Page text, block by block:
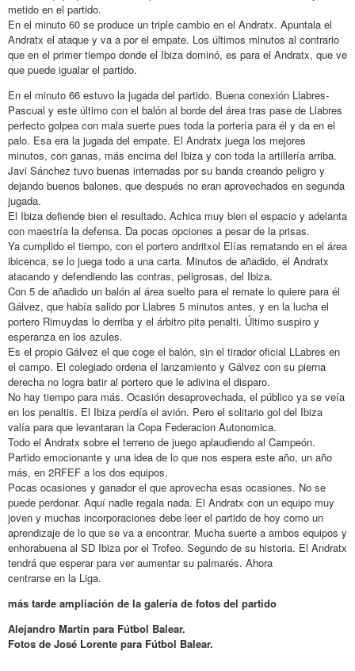
metido en el partido.
En el minuto 60 se produce un triple cambio en el Andratx. Apuntala el
Andratx el ataque y va a por el empate. Los últimos minutos al contrario
que en el primer tiempo donde el Ibiza dominó, es para el Andratx, que ve
que puede igualar el partido.
En el minuto 66 estuvo la jugada del partido. Buena conexión Llabres-
Pascual y este último con el balón al borde del área tras pase de Llabres
perfecto golpea con mala suerte pues toda la portería para él y da en el
palo. Esa era la jugada del empate. El Andratx juega los mejores
minutos, con ganas, más encima del Ibiza y con toda la artillería arriba.
Javi Sánchez tuvo buenas internadas por su banda creando peligro y
dejando buenos balones, que después no eran aprovechados en segunda
jugada.
El Ibiza defiende bien el resultado. Achica muy bien el espacio y adelanta
con maestría la defensa. Da pocas opciones a pesar de la prisas.
Ya cumplido el tiempo, con el portero andritxol Elías rematando en el área
ibicenca, se lo juega todo a una carta. Minutos de añadido, el Andratx
atacando y defendiendo las contras, peligrosas, del Ibiza.
Con 5 de añadido un balón al área suelto para el remate lo quiere para él
Gálvez, que había salido por Llabres 5 minutos antes, y en la lucha el
portero Rimuydas lo derriba y el árbitro pita penalti. Último suspiro y
esperanza en los azules.
Es el propio Gálvez el que coge el balón, sin el tirador oficial LLabres en
el campo. El colegiado ordena el lanzamiento y Gálvez con su pierna
derecha no logra batir al portero que le adivina el disparo.
No hay tiempo para más. Ocasión desaprovechada, el público ya se veía
en los penaltis. El Ibiza perdía el avión. Pero el solitario gol del Ibiza
valía para que levantaran la Copa Federacion Autonomica.
Todo el Andratx sobre el terreno de juego aplaudiendo al Campeón.
Partido emocionante y una idea de lo que nos espera este año, un año
más, en 2RFEF a los dos equipos.
Pocas ocasiones y ganador el que aprovecha esas ocasiones. No se
puede perdonar. Aquí nadie regala nada. El Andratx con un equipo muy
joven y muchas incorporaciones debe leer el partido de hoy como un
aprendizaje de lo que se va a encontrar. Mucha suerte a ambos equipos y
enhorabuena al SD Ibiza por el Trofeo. Segundo de su historia. El Andratx
tendrá que esperar para ver aumentar su palmarés. Ahora
centrarse en la Liga.
más tarde ampliación de la galería de fotos del partido
Alejandro Martín para Fútbol Balear.
Fotos de José Lorente para Fútbol Balear.